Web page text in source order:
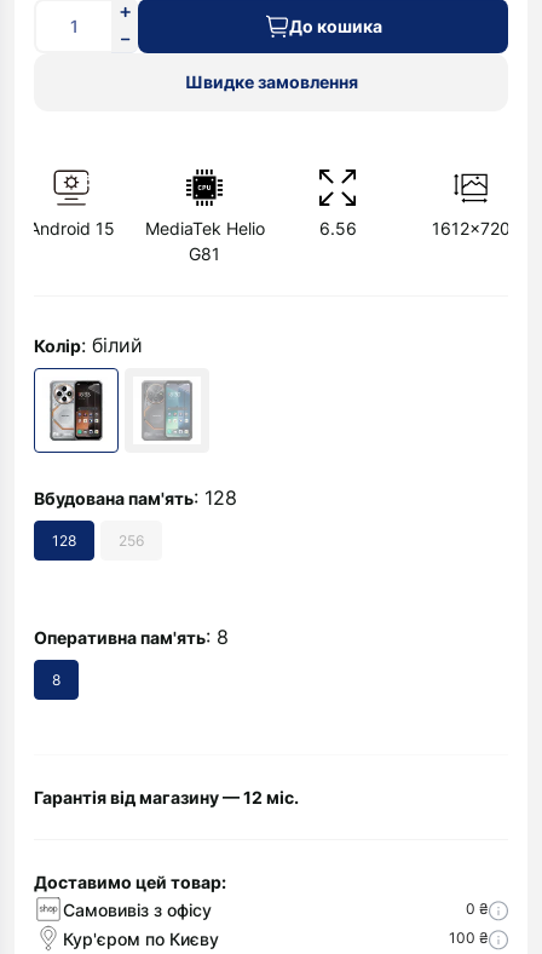
До кошика
Швидке замовлення
Android 15
MediaTek Helio
G81
6.56 1612x720
Колір: білий
Вбудована пам'ять: 128
128 256
Оперативна пам'ять: 8
8
Гарантія від магазину — 12 міс.
Доставимо цей товар:
Самовивіз з офісу
0 ₴
Кур'єром по Києву 100 ₴